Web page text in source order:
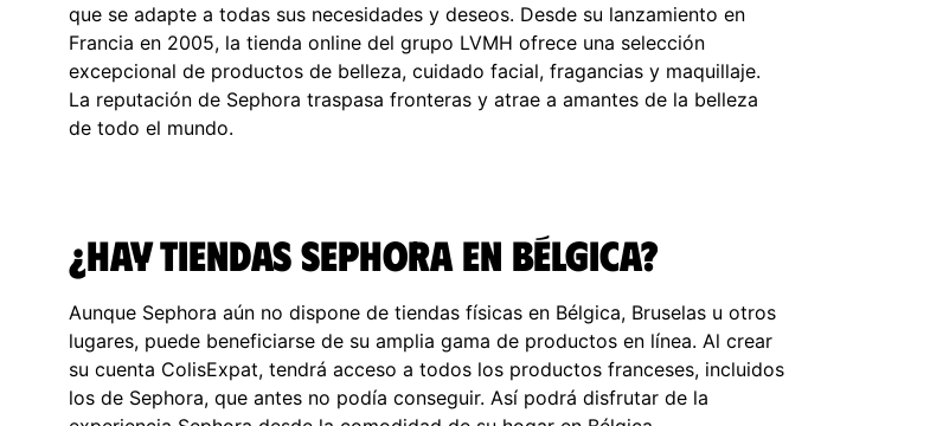
que se adapte a todas sus necesidades y deseos. Desde su lanzamiento en
Francia en 2005, la tienda online del grupo LVMH ofrece una selección
excepcional de productos de belleza, cuidado facial, fragancias y maquillaje.
La reputación de Sephora traspasa fronteras y atrae a amantes de la belleza
de todo el mundo.
¿Hay tiendas Sephora en Bélgica?
Aunque Sephora aún no dispone de tiendas físicas en Bélgica, Bruselas u otros
lugares, puede beneficiarse de su amplia gama de productos en línea. Al crear
su cuenta ColisExpat, tendrá acceso a todos los productos franceses, incluidos
los de Sephora, que antes no podía conseguir. Así podrá disfrutar de la